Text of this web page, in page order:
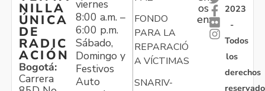
NILLA
ÚNICA
DE
RADIC
ACIÓN
Bogotá:
Carrera
viernes
8:00 a.m. –
6:00 p.m.
Sábado,
Domingo y
Festivos
Auto
FONDO
PARA LA
REPARACIÓN
A VÍCTIMAS
SNARIV-
os
en:
2023
-
Todos
los
derechos